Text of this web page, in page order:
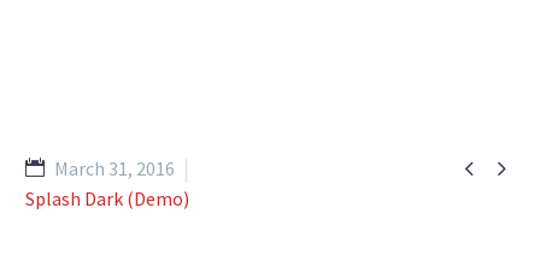
 
March 31, 2016
Splash Dark (Demo)